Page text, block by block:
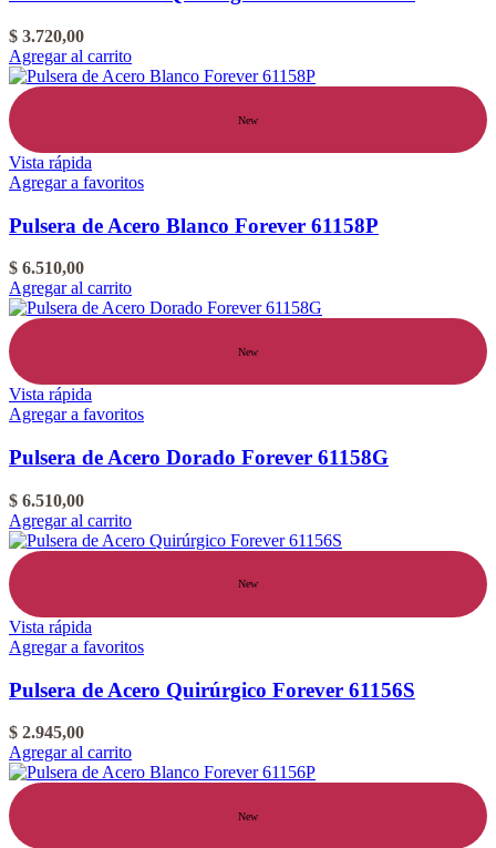
$ 3.720,00
Agregar al carrito
New
Vista rápida
Agregar a favoritos
Pulsera de Acero Blanco Forever 61158P
$ 6.510,00
Agregar al carrito
New
Vista rápida
Agregar a favoritos
Pulsera de Acero Dorado Forever 61158G
$ 6.510,00
Agregar al carrito
New
Vista rápida
Agregar a favoritos
Pulsera de Acero Quirúrgico Forever 61156S
$ 2.945,00
Agregar al carrito
New